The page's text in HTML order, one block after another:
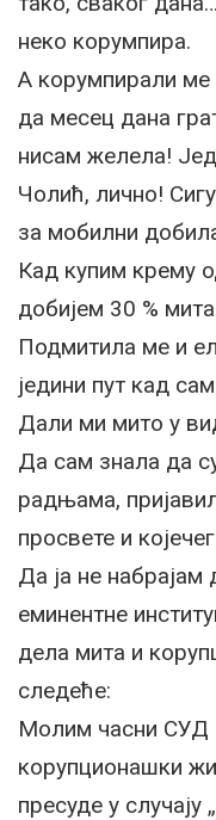
неко корумпира.
А корумпирали ме
да месец дана
нисам желела!
Чолић, лично!
за мобилни
Кад купим крему
добијем 30 %
Подмитила ме и
једини пут кад
Дали ми мито у
Да сам знала да
радњама,
просвете и
Да ја не
еминентне
дела мита и
следеће:
Молим часни СУД
корупционашки
пресуде у случају